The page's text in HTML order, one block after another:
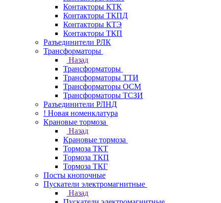
Контакторы КТК
Контакторы ТКПД
Контакторы КТЭ
Контакторы ТКП
Разъединители РЛК
Трансформаторы
Назад
Трансформаторы
Трансформаторы ТТИ
Трансформаторы ОСМ
Трансформаторы ТСЗИ
Разъединители РЛНД
! Новая номенклатура
Крановые тормоза
Назад
Крановые тормоза
Тормоза ТКТ
Тормоза ТКП
Тормоза ТКГ
Посты кнопочные
Пускатели электромагнитные
Назад